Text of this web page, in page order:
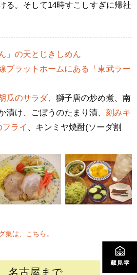
る。そして14時すこしすぎに帰社
」の天とじきしめん
プラットホームにある「東武ラー
瓜のサラダ、獅子唐の炒め煮、南
漬け、ごぼうのたまり漬、 刻みキ
ライ 、キンミヤ焼酎(ソーダ割
集は、こちら。
名古屋まで